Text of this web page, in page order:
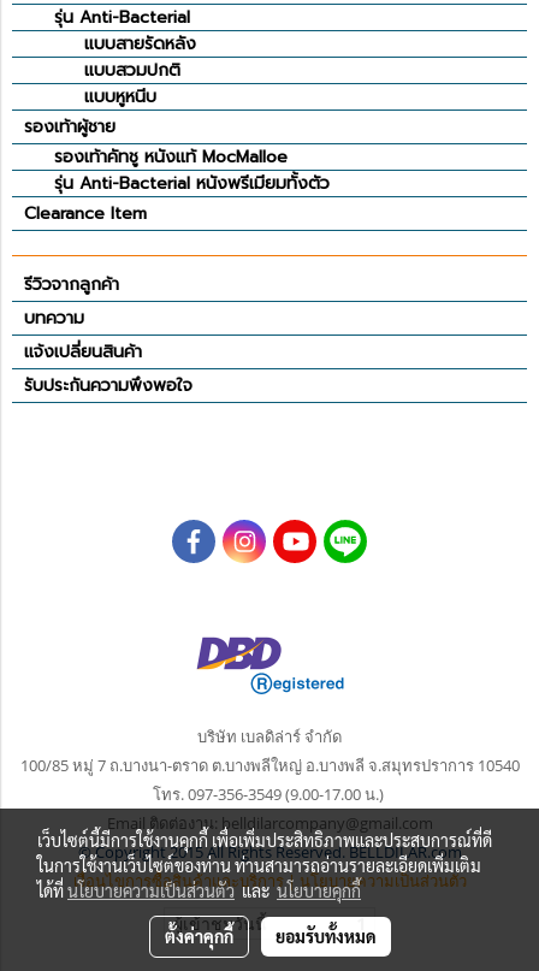
รุ่น Anti-Bacterial
แบบสายรัดหลัง
แบบสวมปกติ
แบบหูหนีบ
รองเท้าผู้ชาย
รองเท้าคัทชู หนังแท้ MocMalloe
รุ่น Anti-Bacterial หนังพรีเมียมทั้งตัว
Clearance Item
รีวิวจากลูกค้า
บทความ
แจ้งเปลี่ยนสินค้า
รับประกันความพึงพอใจ
บริษัท เบลดิล่าร์ จำกัด
100/85 หมู่ 7 ถ.บางนา-ตราด ต.บางพลีใหญ่ อ.บางพลี จ.สมุทรปราการ 10540
โทร. 097-356-3549 (9.00-17.00 น.)
Email ติดต่องาน: belldilarcompany@gmail.com
© Copyright 2015 All Rights Reserved. BELLDILAR.com
เงื่อนไขการซื้อสินค้าและบริการ| นโยบายความเป็นส่วนตัว
ผู้เข้าชมวันนี้ 1
เว็บไซต์นี้มีการใช้งานคุกกี้ เพื่อเพิ่มประสิทธิภาพและประสบการณ์ที่ดี
ในการใช้งานเว็บไซต์ของท่าน ท่านสามารถอ่านรายละเอียดเพิ่มเติม
ได้ที่นโยบายความเป็นส่วนตัวและนโยบายคุกกี้
ตั้งค่าคุกกี้ ยอมรับทั้งหมด